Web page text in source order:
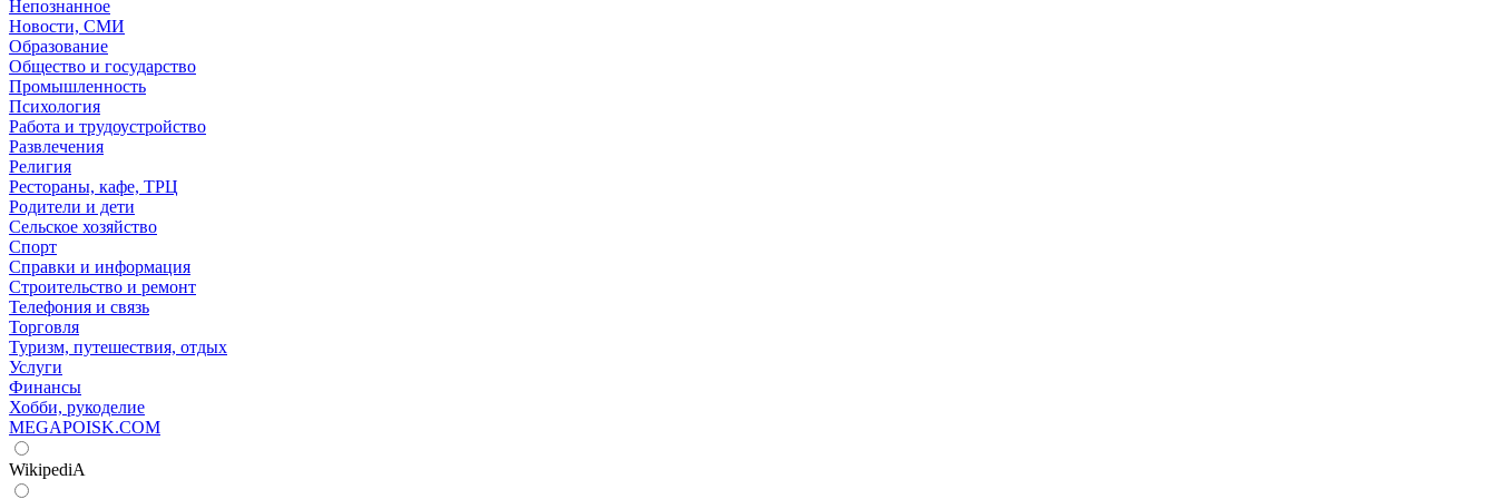
Непознанное
Новости, СМИ
Образование
Общество и государство
Промышленность
Психология
Работа и трудоустройство
Развлечения
Религия
Рестораны, кафе, ТРЦ
Родители и дети
Сельское хозяйство
Спорт
Справки и информация
Строительство и ремонт
Телефония и связь
Торговля
Туризм, путешествия, отдых
Услуги
Финансы
Хобби, рукоделие
MEGAPOISK.COM
WikipediA